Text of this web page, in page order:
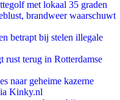
met lokaal 35 graden
brandweer waarschuwt
betrapt bij stelen illegale
rust terug in Rotterdamse
naar geheime kazerne
Kinky.nl